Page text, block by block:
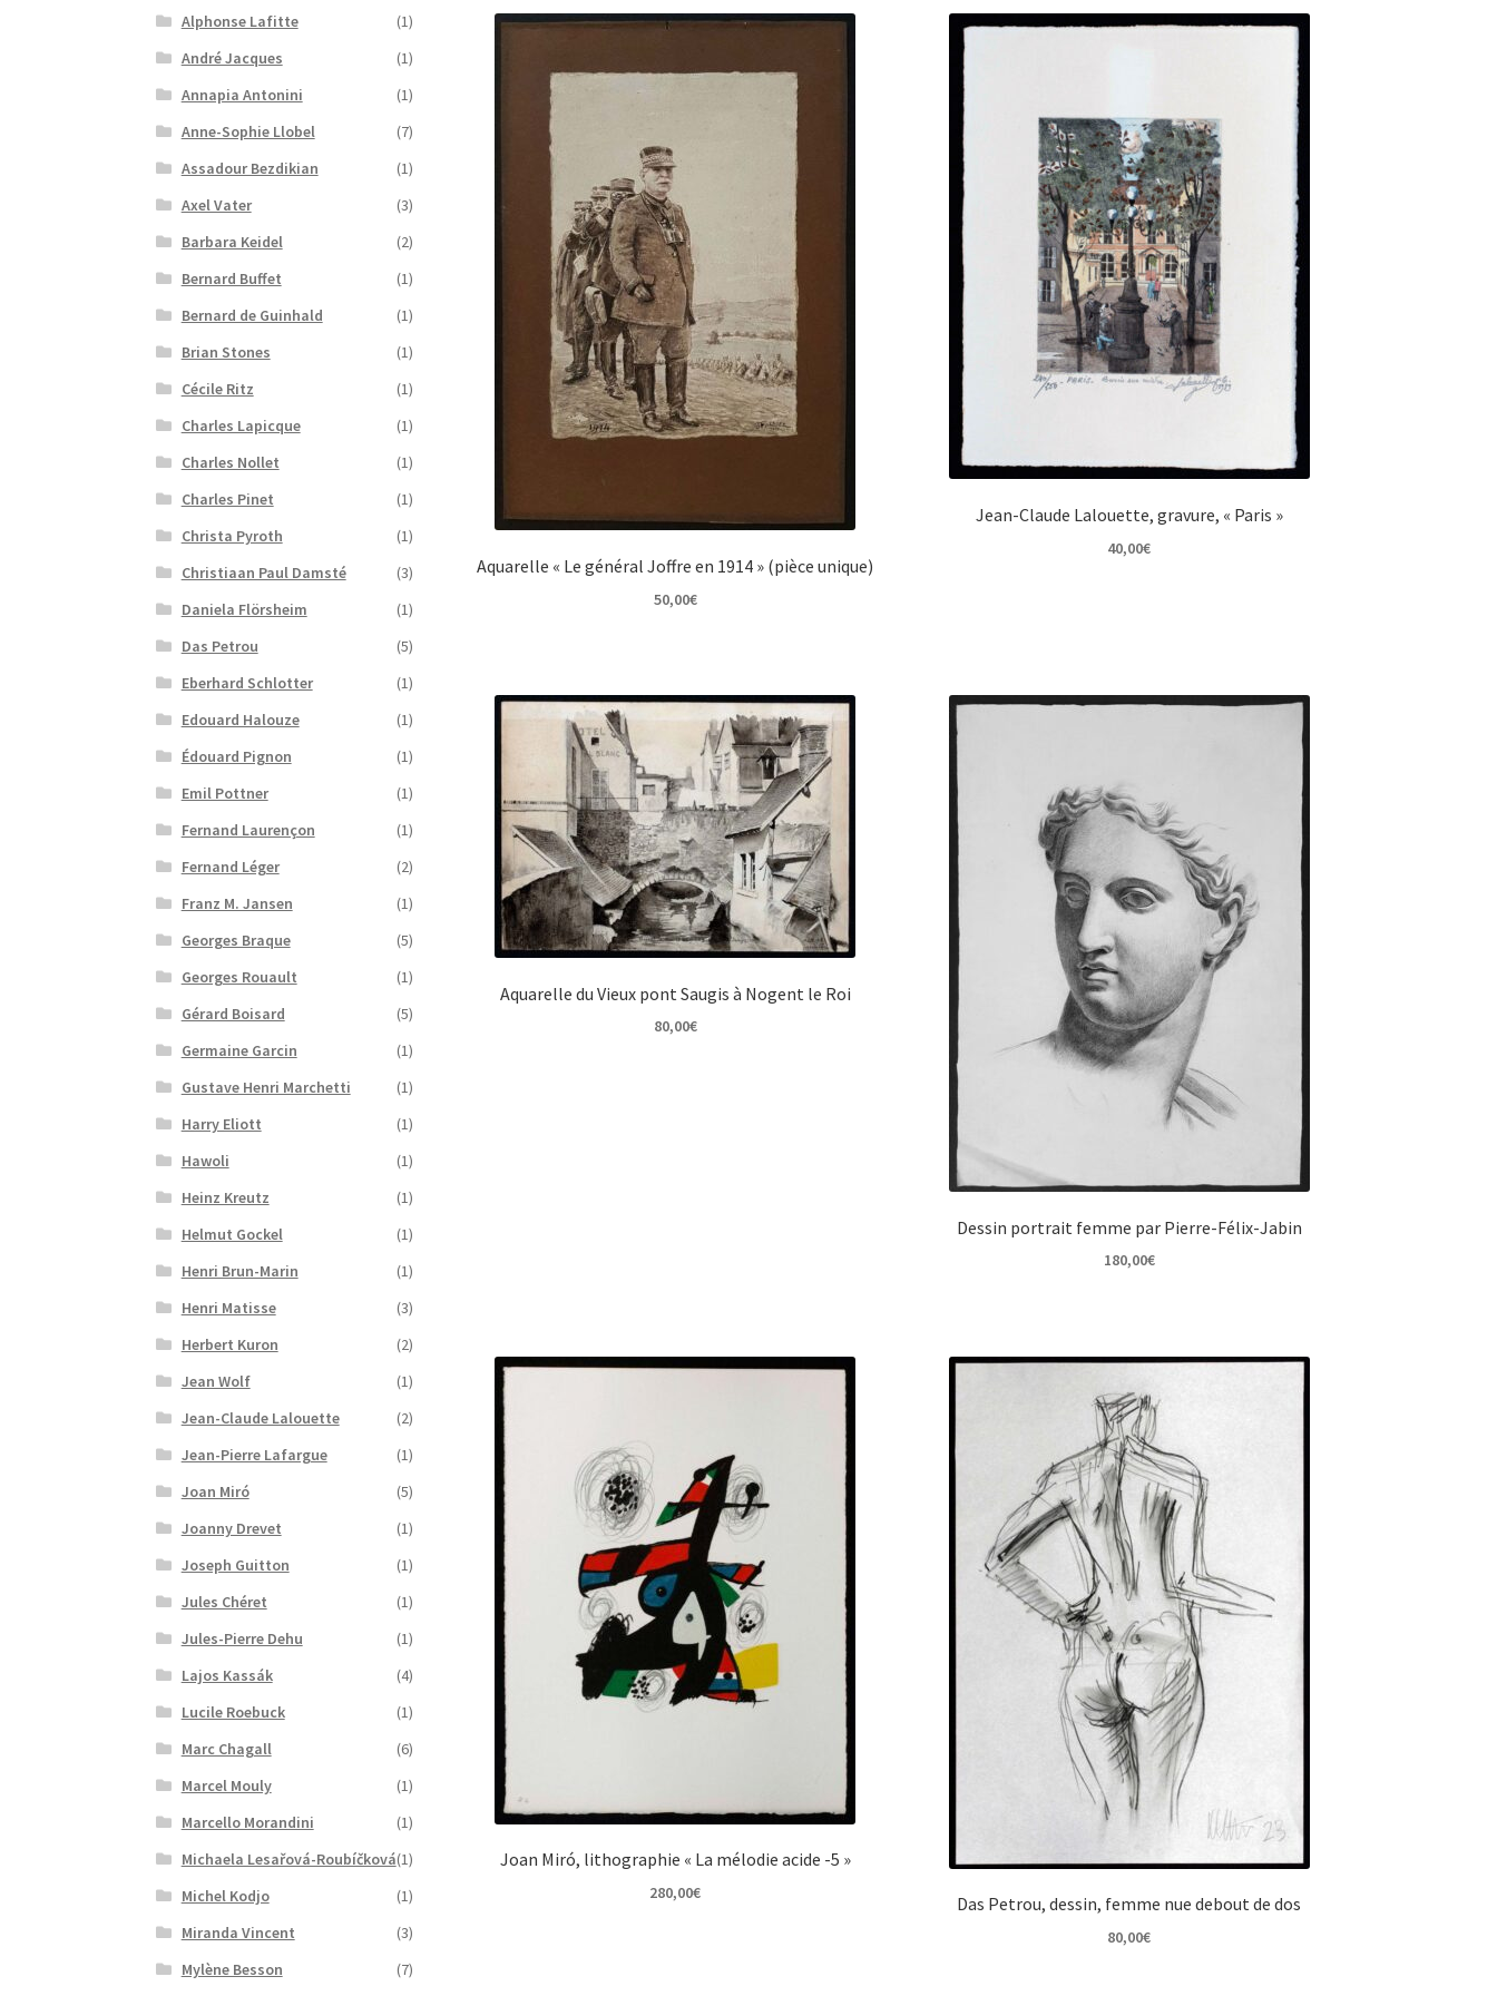
Aquarelle « Le général Joffre en 1914 » (pièce unique)
50,00€
Jean-Claude Lalouette, gravure, « Paris »
40,00€
Aquarelle du Vieux pont Saugis à Nogent le Roi
80,00€
Dessin portrait femme par Pierre-Félix-Jabin
180,00€
Joan Miró, lithographie « La mélodie acide -5 »
280,00€
Das Petrou, dessin, femme nue debout de dos
80,00€
Alphonse Lafitte
(1)
André Jacques
(1)
Annapia Antonini
(1)
Anne-Sophie Llobel
(7)
Assadour Bezdikian
(1)
Axel Vater
(3)
Barbara Keidel
(2)
Bernard Buffet
(1)
Bernard de Guinhald
(1)
Brian Stones
(1)
Cécile Ritz
(1)
Charles Lapicque
(1)
Charles Nollet
(1)
Charles Pinet
(1)
Christa Pyroth
(1)
Christiaan Paul Damsté
(3)
Daniela Flörsheim
(1)
Das Petrou
(5)
Eberhard Schlotter
(1)
Edouard Halouze
(1)
Édouard Pignon
(1)
Emil Pottner
(1)
Fernand Laurençon
(1)
Fernand Léger
(2)
Franz M. Jansen
(1)
Georges Braque
(5)
Georges Rouault
(1)
Gérard Boisard
(5)
Germaine Garcin
(1)
Gustave Henri Marchetti
(1)
Harry Eliott
(1)
Hawoli
(1)
Heinz Kreutz
(1)
Helmut Gockel
(1)
Henri Brun-Marin
(1)
Henri Matisse
(3)
Herbert Kuron
(2)
Jean Wolf
(1)
Jean-Claude Lalouette
(2)
Jean-Pierre Lafargue
(1)
Joan Miró
(5)
Joanny Drevet
(1)
Joseph Guitton
(1)
Jules Chéret
(1)
Jules-Pierre Dehu
(1)
Lajos Kassák
(4)
Lucile Roebuck
(1)
Marc Chagall
(6)
Marcel Mouly
(1)
Marcello Morandini
(1)
Michaela Lesařová-Roubíčková(1)
Michel Kodjo
(1)
Miranda Vincent
(3)
Mylène Besson
(7)